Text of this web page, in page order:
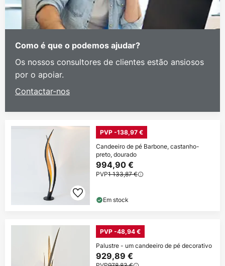
Como é que o podemos ajudar?
Os nossos consultores de clientes estão ansiosos
por o apoiar.
Contactar-nos
PVP -138,97 €
Candeeiro de pé Barbone, castanho-
preto, dourado
994,90 €
PVP1 133,87 €
Em stock
PVP -48,94 €
Palustre - um candeeiro de pé decorativo
929,89 €